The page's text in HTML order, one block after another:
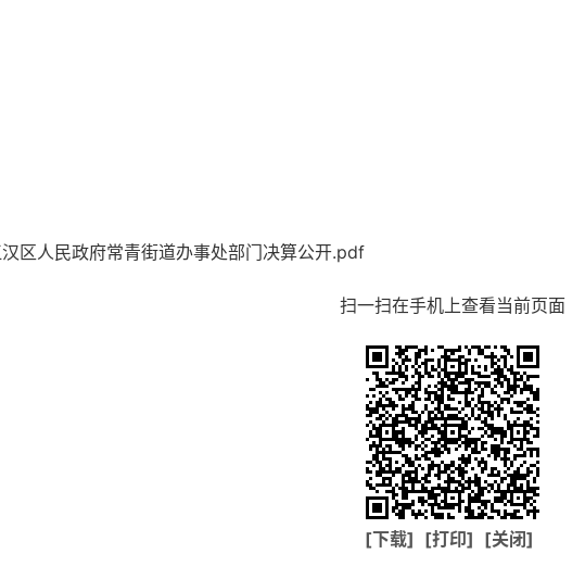
区人民政府常青街道办事处部门决算公开.pdf
扫一扫在手机上查看当前页面
[下载] [打印] [关闭]